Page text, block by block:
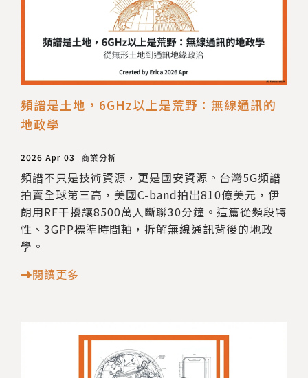
頻譜是土地，6GHz以上是荒野：無線通訊的
地政學
2026 Apr 03 商業分析
頻譜不只是技術資源，更是國安資源。台灣5G頻譜
拍賣全球第三高，美國C-band拍出810億美元，伊
朗用RF干擾讓8500萬人斷聯30分鐘。這篇從頻段特
性、3GPP標準時間軸，拆解無線通訊背後的地政
學。
閱讀更多